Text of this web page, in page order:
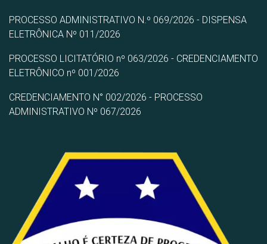
PROCESSO ADMINISTRATIVO N.º 069/2026 - DISPENSA
ELETRÔNICA Nº 011/2026
PROCESSO LICITATÓRIO nº 063/2026 - CREDENCIAMENTO
ELETRÔNICO nº 001/2026
CREDENCIAMENTO N° 002/2026 - PROCESSO
ADMINISTRATIVO Nº 067/2026